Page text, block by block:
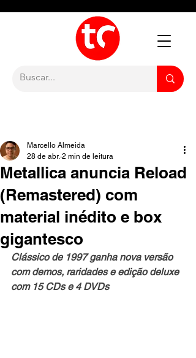
Metallica anuncia Reload
(Remastered) com
material inédito e box
gigantesco
Marcello Almeida
28 de abr. 2 min de leitura
Clássico de 1997 ganha nova versão
com demos, raridades e edição deluxe
com 15 CDs e 4 DVDs